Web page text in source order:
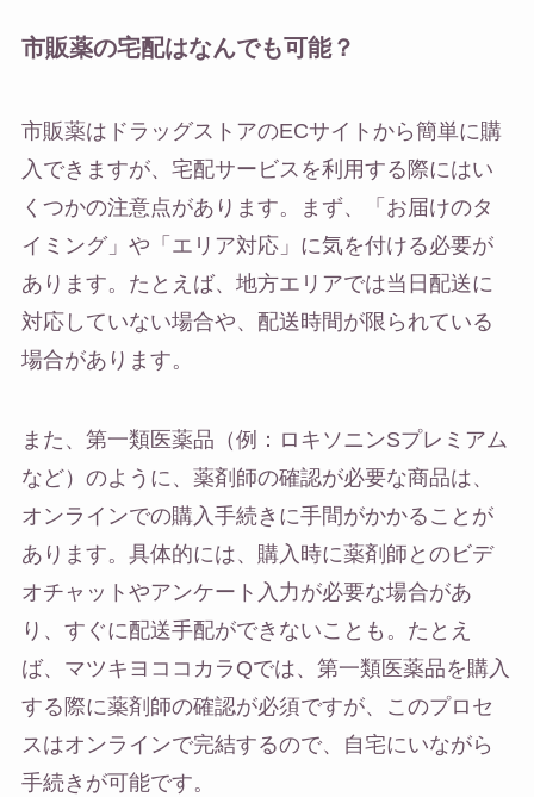
市販薬の宅配はなんでも可能？
市販薬はドラッグストアのECサイトから簡単に購
入できますが、宅配サービスを利用する際にはい
くつかの注意点があります。まず、「お届けのタ
イミング」や「エリア対応」に気を付ける必要が
あります。たとえば、地方エリアでは当日配送に
対応していない場合や、配送時間が限られている
場合があります。
また、第一類医薬品（例：ロキソニンSプレミアム
など）のように、薬剤師の確認が必要な商品は、
オンラインでの購入手続きに手間がかかることが
あります。具体的には、購入時に薬剤師とのビデ
オチャットやアンケート入力が必要な場合があ
り、すぐに配送手配ができないことも。たとえ
ば、マツキヨココカラQでは、第一類医薬品を購入
する際に薬剤師の確認が必須ですが、このプロセ
スはオンラインで完結するので、自宅にいながら
手続きが可能です。